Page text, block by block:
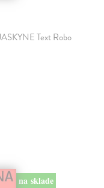
Text Robo
na sklade